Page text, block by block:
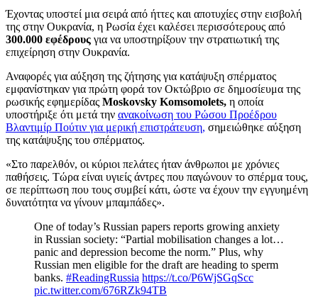
Έχοντας υποστεί μια σειρά από ήττες και αποτυχίες στην εισβολή
της στην Ουκρανία, η Ρωσία έχει καλέσει περισσότερους από
300.000 εφέδρους για να υποστηρίξουν την στρατιωτική της
επιχείρηση στην Ουκρανία.
Αναφορές για αύξηση της ζήτησης για κατάψυξη σπέρματος
εμφανίστηκαν για πρώτη φορά τον Οκτώβριο σε δημοσίευμα της
ρωσικής εφημερίδας Moskovsky Komsomolets, η οποία
υποστήριξε ότι μετά την ανακοίνωση του Ρώσου Προέδρου
Βλαντιμίρ Πούτιν για μερική επιστράτευση, σημειώθηκε αύξηση
της κατάψυξης του σπέρματος.
«Στο παρελθόν, οι κύριοι πελάτες ήταν άνθρωποι με χρόνιες
παθήσεις. Τώρα είναι υγιείς άντρες που παγώνουν το σπέρμα τους,
σε περίπτωση που τους συμβεί κάτι, ώστε να έχουν την εγγυημένη
δυνατότητα να γίνουν μπαμπάδες».
One of today’s Russian papers reports growing anxiety
in Russian society: “Partial mobilisation changes a lot…
panic and depression become the norm.” Plus, why
Russian men eligible for the draft are heading to sperm
banks. #ReadingRussia https://t.co/P6WjSGqScc
pic.twitter.com/676RZk94TB